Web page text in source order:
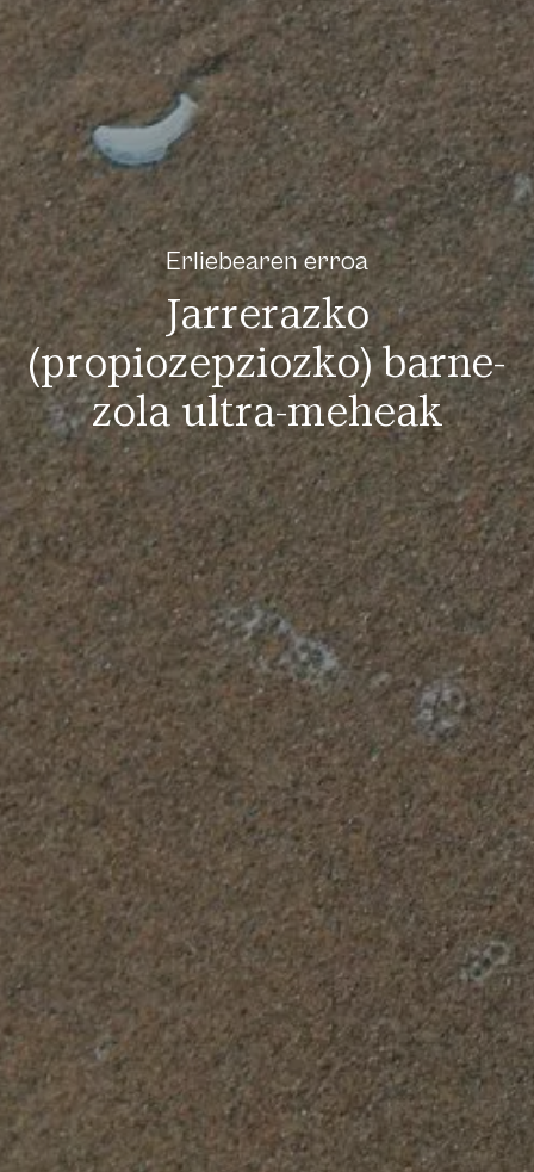
Erliebearen erroa
Jarrerazko
(propiozepziozko) barne-
zola ultra-meheak